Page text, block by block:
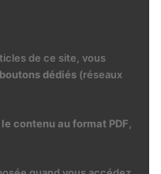
de ce site, vous
boutons dédiés(réseaux
contenu au format PDF